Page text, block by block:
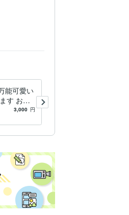
能可愛い
す お子
なただけ
3,000 円